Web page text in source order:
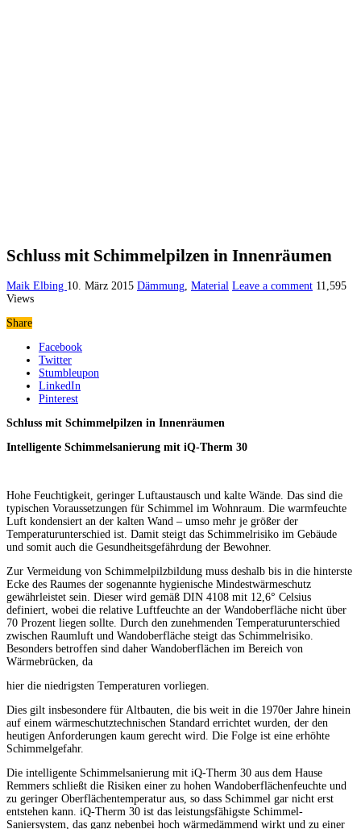
Schluss mit Schimmelpilzen in Innenräumen
Maik Elbing 10. März 2015 Dämmung, Material Leave a comment 11,595
Views
Share
Facebook
Twitter
Stumbleupon
LinkedIn
Pinterest
Schluss mit Schimmelpilzen in Innenräumen
Intelligente Schimmelsanierung mit iQ-Therm 30
Hohe Feuchtigkeit, geringer Luftaustausch und kalte Wände. Das sind die
typischen Voraussetzungen für Schimmel im Wohnraum. Die warmfeuchte
Luft kondensiert an der kalten Wand – umso mehr je größer der
Temperaturunterschied ist. Damit steigt das Schimmelrisiko im Gebäude
und somit auch die Gesundheitsgefährdung der Bewohner.
Zur Vermeidung von Schimmelpilzbildung muss deshalb bis in die hinterste
Ecke des Raumes der sogenannte hygienische Mindestwärmeschutz
gewährleistet sein. Dieser wird gemäß DIN 4108 mit 12,6° Celsius
definiert, wobei die relative Luftfeuchte an der Wandoberfläche nicht über
70 Prozent liegen sollte. Durch den zunehmenden Temperaturunterschied
zwischen Raumluft und Wandoberfläche steigt das Schimmelrisiko.
Besonders betroffen sind daher Wandoberflächen im Bereich von
Wärmebrücken, da
hier die niedrigsten Temperaturen vorliegen.
Dies gilt insbesondere für Altbauten, die bis weit in die 1970er Jahre hinein
auf einem wärmeschutztechnischen Standard errichtet wurden, der den
heutigen Anforderungen kaum gerecht wird. Die Folge ist eine erhöhte
Schimmelgefahr.
Die intelligente Schimmelsanierung mit iQ-Therm 30 aus dem Hause
Remmers schließt die Risiken einer zu hohen Wandoberflächenfeuchte und
zu geringer Oberflächentemperatur aus, so dass Schimmel gar nicht erst
entstehen kann. iQ-Therm 30 ist das leistungsfähigste Schimmel-
Saniersystem, das ganz nebenbei hoch wärmedämmend wirkt und zu einer